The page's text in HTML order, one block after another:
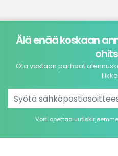
Älä enää koskaan
Ota vastaan parhaat
Voit lopettaa